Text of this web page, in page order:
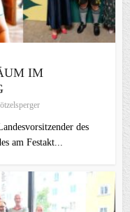
IM
des
am Festakt...